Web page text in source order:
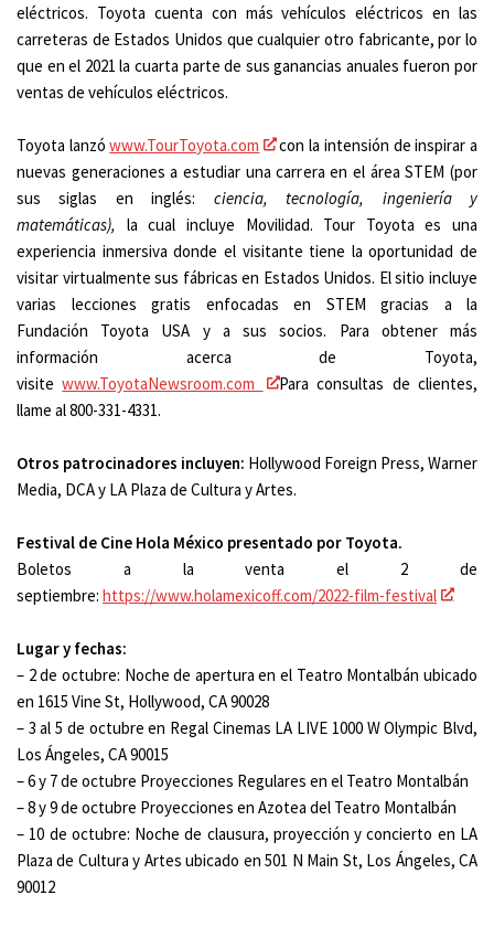
eléctricos. Toyota cuenta con más vehículos eléctricos en las
carreteras de Estados Unidos que cualquier otro fabricante, por lo
que en el 2021 la cuarta parte de sus ganancias anuales fueron por
ventas de vehículos eléctricos.
Toyota lanzówww.TourToyota.com
con la intensión de inspirar a
nuevas generaciones a estudiar una carrera en el área STEM (por
sus siglas en inglés: ciencia, tecnología, ingeniería y
matemáticas), la cual incluye Movilidad. Tour Toyota es una
experiencia inmersiva donde el visitante tiene la oportunidad de
visitar virtualmente sus fábricas en Estados Unidos. El sitio incluye
varias lecciones gratis enfocadas en STEM gracias a la
Fundación Toyota USA y a sus socios. Para obtener más
información acerca de Toyota,
visitewww.ToyotaNewsroom.com
Para consultas de clientes,
llame al 800-331-4331.
Otros patrocinadores incluyen: Hollywood Foreign Press, Warner
Media, DCA y LA Plaza de Cultura y Artes.
Festival de Cine Hola México presentado por Toyota.
Boletos a la venta el 2 de
septiembre: https://www.holamexicoff.com/2022-film-festival
Lugar y fechas:
– 2 de octubre: Noche de apertura en el Teatro Montalbán ubicado
en 1615 Vine St, Hollywood, CA 90028
– 3 al 5 de octubre en Regal Cinemas LA LIVE 1000 W Olympic Blvd,
Los Ángeles, CA 90015
– 6 y 7 de octubre Proyecciones Regulares en el Teatro Montalbán
– 8 y 9 de octubre Proyecciones en Azotea del Teatro Montalbán
– 10 de octubre: Noche de clausura, proyección y concierto en LA
Plaza de Cultura y Artes ubicado en 501 N Main St, Los Ángeles, CA
90012